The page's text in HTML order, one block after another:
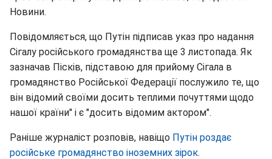
Новини.
Повідомляється, що Путін підписав указ про надання
Сігалу російського громадянства ще 3 листопада. Як
зазначав Пісків, підставою для прийому Сігала в
громадянство Російської Федерації послужило те, що
він відомий своїми досить теплими почуттями щодо
нашої країни" і є "досить відомим актором".
Раніше журналіст розповів, навіщо Путін роздає
російське громадянство іноземних зірок.